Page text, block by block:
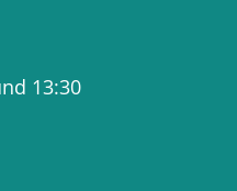
der
zum
13:30